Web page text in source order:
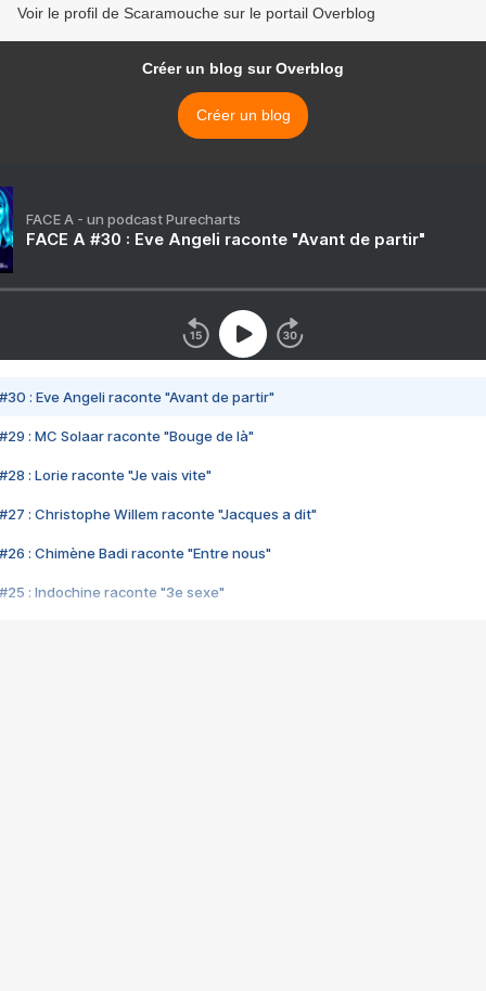
Voir le profil de Scaramouche sur le portail Overblog
Créer un blog sur Overblog
Créer un blog
FACE A - un podcast Purecharts
FACE A #30 : Eve Angeli raconte "Avant de partir"
#30 : Eve Angeli raconte "Avant de partir"
#29 : MC Solaar raconte "Bouge de là"
#28 : Lorie raconte "Je vais vite"
#27 : Christophe Willem raconte "Jacques a dit"
#26 : Chimène Badi raconte "Entre nous"
#25 : Indochine raconte "3e sexe"